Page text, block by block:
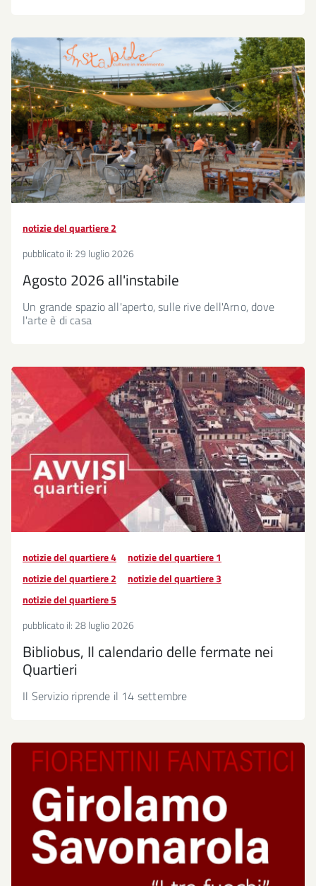
notizie del quartiere 2
pubblicato il: 29 luglio 2026
Agosto 2026 all'instabile
Un grande spazio all'aperto, sulle rive dell'Arno, dove
l'arte è di casa
notizie del quartiere 4
notizie del quartiere 1
notizie del quartiere 2
notizie del quartiere 3
notizie del quartiere 5
pubblicato il: 28 luglio 2026
Bibliobus, Il calendario delle fermate nei
Quartieri
Il Servizio riprende il 14 settembre